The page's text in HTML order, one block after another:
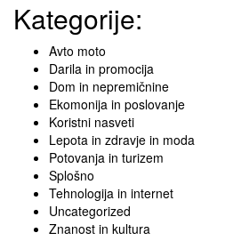
Kategorije:
Avto moto
Darila in promocija
Dom in nepremičnine
Ekomonija in poslovanje
Koristni nasveti
Lepota in zdravje in moda
Potovanja in turizem
Splošno
Tehnologija in internet
Uncategorized
Znanost in kultura